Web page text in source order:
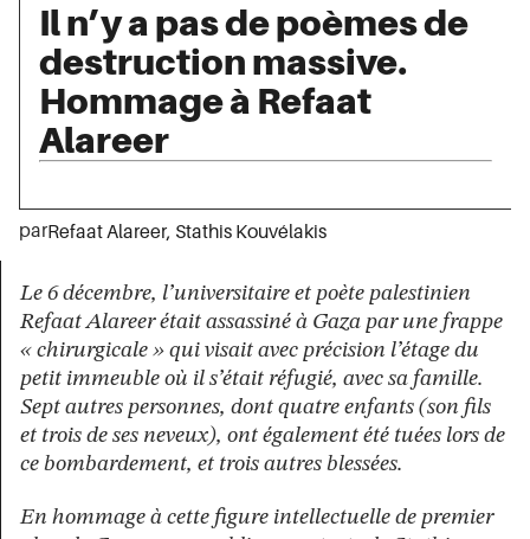
Il n’y a pas de poèmes de
destruction massive.
Hommage à Refaat
Alareer
parRefaat Alareer, Stathis Kouvélakis
Le 6 décembre, l’universitaire et poète palestinien
Refaat Alareer était assassiné à Gaza par une frappe
« chirurgicale » qui visait avec précision l’étage du
petit immeuble où il s’était réfugié, avec sa famille.
Sept autres personnes, dont quatre enfants (son fils
et trois de ses neveux), ont également été tuées lors de
ce bombardement, et trois autres blessées.
En hommage à cette figure intellectuelle de premier